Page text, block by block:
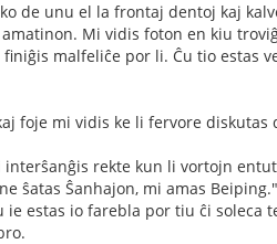
de unu el la frontaj dentoj kaj
Mi vidis foton en kiu
malfeliĉe por li. Ĉu tio estas
foje mi vidis ke li fervore
rekte kun li vortojn
ŝatas Ŝanhajon, mi amas Beiping."
estas io farebla por tiu ĉi soleca